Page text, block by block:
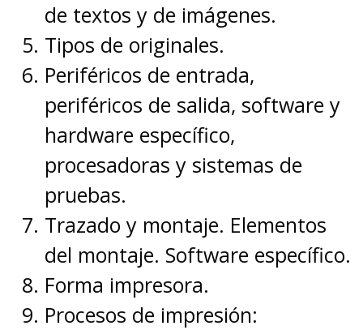
de textos y de imágenes.
Tipos de originales.
Periféricos de entrada,
periféricos de salida, software y
hardware específico,
procesadoras y sistemas de
pruebas.
Trazado y montaje. Elementos
del montaje. Software específico.
Forma impresora.
Procesos de impresión: